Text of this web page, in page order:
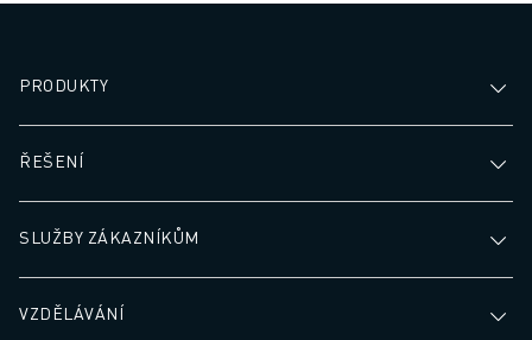
PRODUKTY
ŘEŠENÍ
SLUŽBY ZÁKAZNÍKŮM
VZDĚLÁVÁNÍ